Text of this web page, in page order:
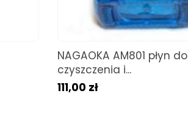
NAGAOKA AM801 płyn do
czyszczenia i...
111,00 zł